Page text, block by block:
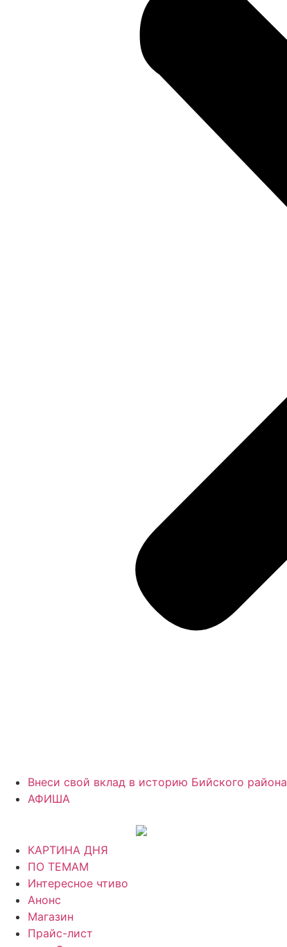
Внеси свой вклад в историю Бийского района
АФИША
КАРТИНА ДНЯ
ПО ТЕМАМ
Интересное чтиво
Анонс
Магазин
Прайс-лист